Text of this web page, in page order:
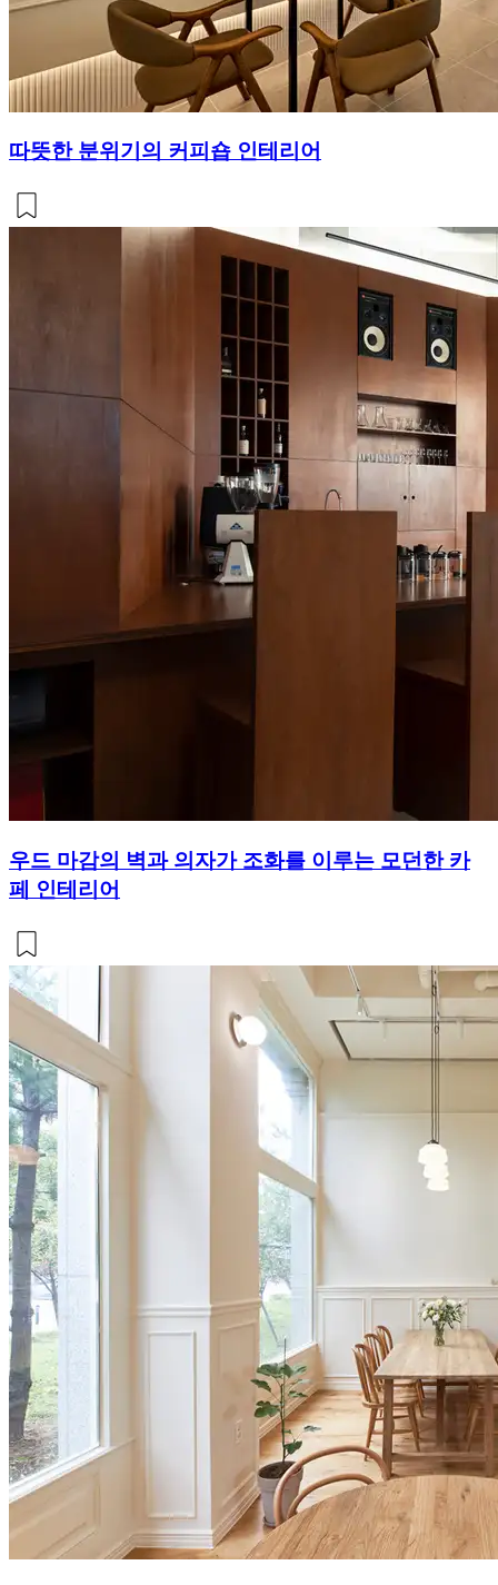
따뜻한 분위기의 커피숍 인테리어
우드 마감의 벽과 의자가 조화를 이루는 모던한 카
페 인테리어